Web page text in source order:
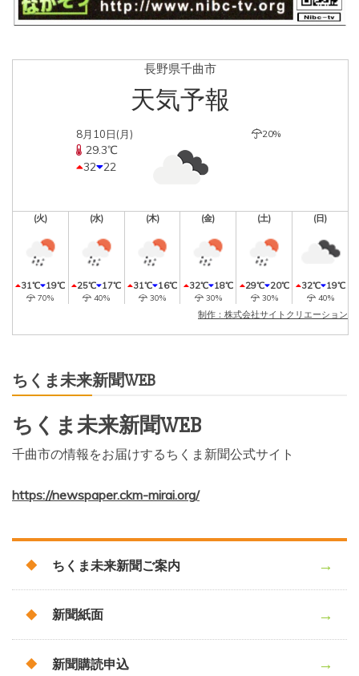
長野県千曲市
天気予報
8月10日(月)
29.3℃
32 22
20%
(火)
31℃ 19℃
70%
(水)
25℃ 17℃
40%
(木)
31℃ 16℃
30%
(金)
32℃ 18℃
30%
(土)
29℃ 20℃
30%
(日)
32℃ 19℃
40%
制作：株式会社サイトクリエーション
ちくま未来新聞WEB
ちくま未来新聞WEB
千曲市の情報をお届けするちくま新聞公式サイト
https://newspaper.ckm-mirai.org/
ちくま未来新聞ご案内
新聞紙面
新聞購読申込